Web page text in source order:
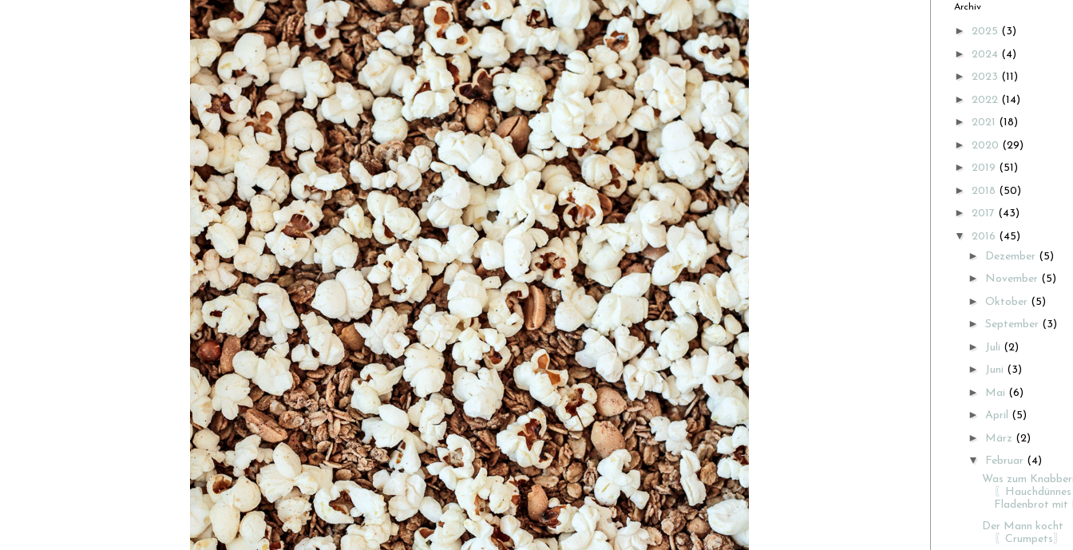
Archiv
► 2025 (3)
► 2024 (4)
► 2023 (11)
► 2022 (14)
► 2021 (18)
► 2020 (29)
► 2019 (51)
► 2018 (50)
► 2017 (43)
▼ 2016 (45)
► Dezember (5)
► November (5)
► Oktober (5)
► September (3)
► Juli (2)
► Juni (3)
► Mai (6)
► April (5)
► März (2)
▼ Februar (4)
Was zum
〖Hauchdünnes
Fladenbrot mit
Der Mann kocht
〖Crumpets〗